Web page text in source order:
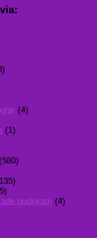
(4)
(1)
(580)
budskap) (4)